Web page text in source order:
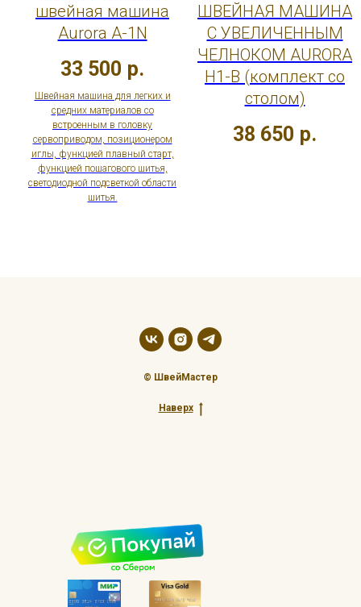
швейная машина
Aurora A-1N
33 500 р.
Швейная машина для легких и
средних материалов со
встроенным в головку
сервоприводом, позиционером
иглы, функцией плавный старт,
функцией пошагового шитья,
светодиодной подсветкой области
шитья.
ШВЕЙНАЯ МАШИНА
C УВЕЛИЧЕННЫМ
ЧЕЛНОКОМ AURORA
H1-B (комплект со
столом)
38 650 р.
© ШвейМастер
Наверх